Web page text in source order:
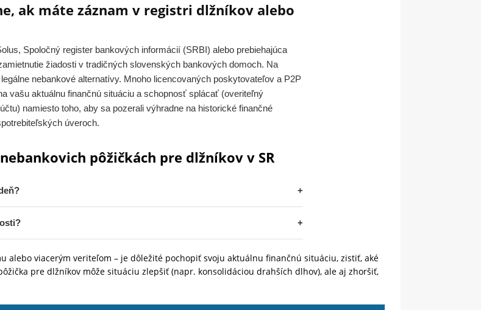
ak máte záznam v registri dlžníkov alebo
Spoločný register bankových informácií (SRBI) alebo prebiehajúca
žiadosti v tradičných slovenských bankových domoch. Na
nebankové alternatívy. Mnoho licencovaných poskytovateľov a P2P
vašu aktuálnu finančnú situáciu a schopnosť splácať (overiteľný
namiesto toho, aby sa pozerali výhradne na historické finančné
úveroch.
pôžičkách pre dlžníkov v SR
+
+
alebo viacerým veriteľom – je dôležité pochopiť svoju aktuálnu finančnú situáciu, zistiť, aké
pre dlžníkov môže situáciu zlepšiť (napr. konsolidáciou drahších dlhov), ale aj zhoršiť,